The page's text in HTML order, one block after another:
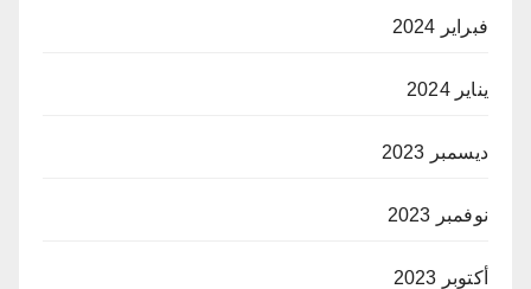
فبراير 2024
يناير 2024
ديسمبر 2023
نوفمبر 2023
أكتوبر 2023